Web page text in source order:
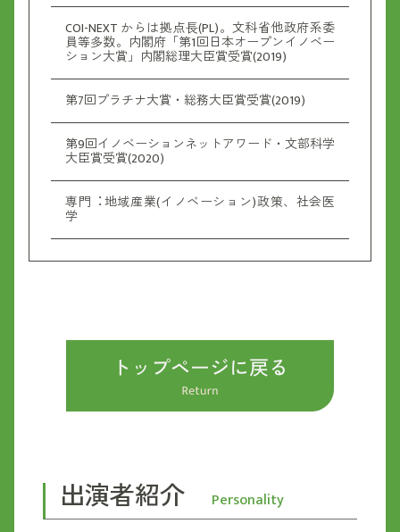
COI-NEXT からは拠点⻑(PL)。文科省他政府系委
員等多数。内閣府「第1回日本オープンイノベー
ション大賞」内閣総理大臣賞受賞(2019)
第7回プラチナ大賞・総務大臣賞受賞(2019)
第9回イノベーションネットアワード・文部科学
大臣賞受賞(2020)
専門︓地域産業(イノベーション)政策、社会医
学
出演者紹介
Personality